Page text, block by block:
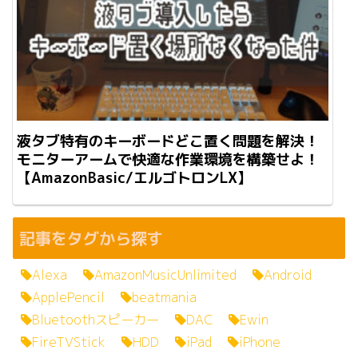
液タブ特有のキーボードどこ置く問題を解決！
モニターアームで快適な作業環境を構築せよ！
【AmazonBasic/エルゴトロンLX】
記事をタグから探す
Alexa AmazonMusicUnlimited
Android
ApplePencil
beatmania
Bluetoothスピーカー
DAC
Ewin
FireTVStick
HDD iPad
iPhone